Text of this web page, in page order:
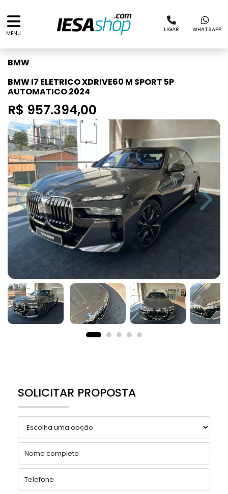
MENU
LIGAR WHATSAPP
BMW
BMW I7 ELETRICO XDRIVE60 M SPORT 5P
AUTOMATICO 2024
R$ 957.394,00
Previous Next
SOLICITAR PROPOSTA